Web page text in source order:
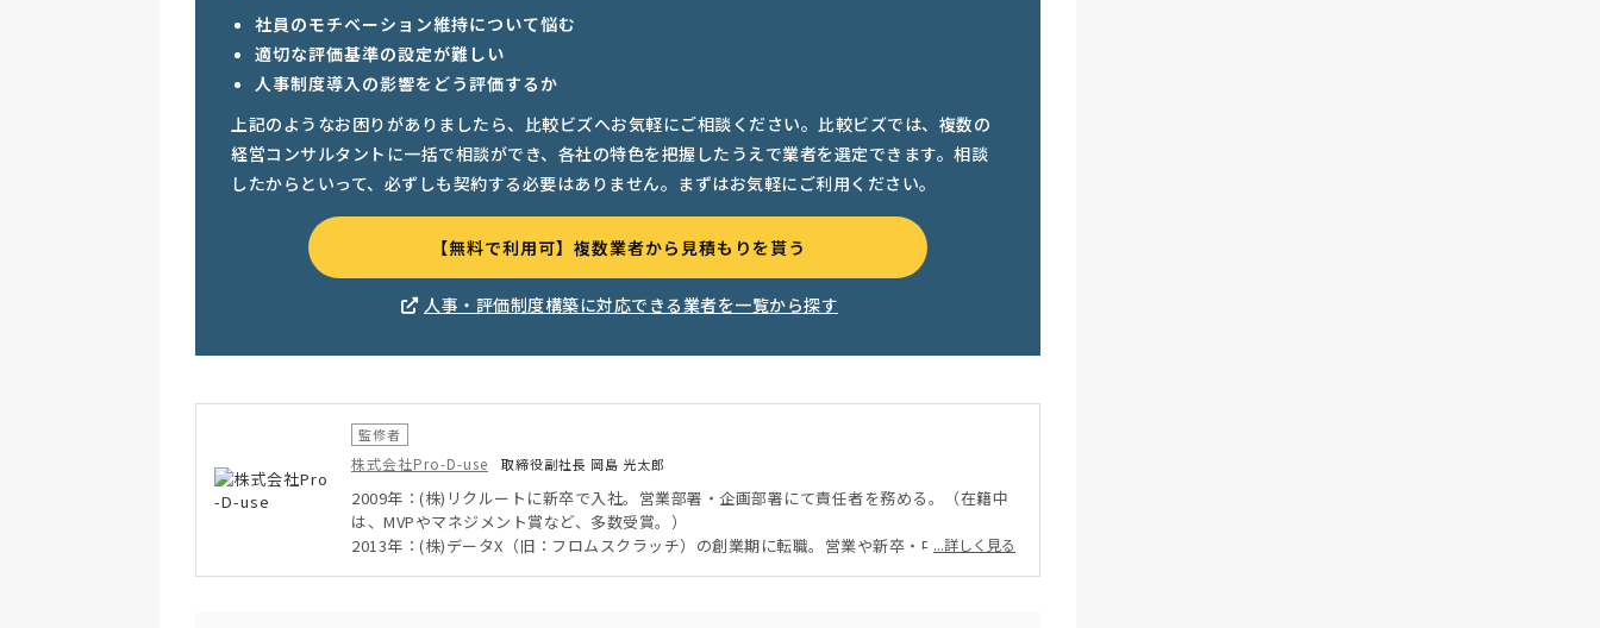
社員のモチベーション維持について悩む
適切な評価基準の設定が難しい
人事制度導入の影響をどう評価するか
上記のようなお困りがありましたら、比較ビズへお気軽にご相談ください。比較ビズでは、複数の
経営コンサルタントに一括で相談ができ、各社の特色を把握したうえで業者を選定できます。相談
したからといって、必ずしも契約する必要はありません。まずはお気軽にご利用ください。
【無料で利用可】複数業者から見積もりを貰う
人事・評価制度構築に対応できる業者を一覧から探す
監修者
株式会社Pro-D-use 取締役副社長 岡島 光太郎
2009年：(株)リクルートに新卒で入社。営業部署・企画部署にて責任者を務める。（在籍中
は、MVPやマネジメント賞など、多数受賞。）
2013年：(株)データX（旧：フロムスクラッチ）の創業期に転職。営業や新卒・中途採用の責
...詳しく見る